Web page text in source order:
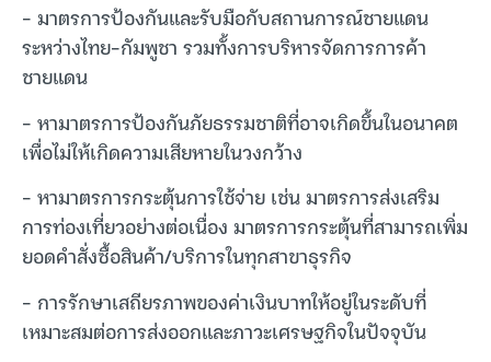
– มาตรการป้องกันและรับมือกับสถานการณ์ชายแดน
ระหว่างไทย-กัมพูชา รวมทั้งการบริหารจัดการการค้า
ชายแดน
– หามาตรการป้องกันภัยธรรมชาติที่อาจเกิดขึ้นในอนาคต
เพื่อไม่ให้เกิดความเสียหายในวงกว้าง
– หามาตรการกระตุ้นการใช้จ่าย เช่น มาตรการส่งเสริม
การท่องเที่ยวอย่างต่อเนื่อง มาตรการกระตุ้นที่สามารถเพิ่ม
ยอดคำสั่งซื้อสินค้า/บริการในทุกสาขาธุรกิจ
– การรักษาเสถียรภาพของค่าเงินบาทให้อยู่ในระดับที่
เหมาะสมต่อการส่งออกและภาวะเศรษฐกิจในปัจจุบัน